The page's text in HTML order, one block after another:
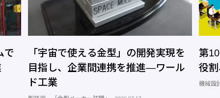
で
「宇宙で使える金型」の開発実現を
目指し、企業間連携を推進―ワール
ド工業
第
役
機械設